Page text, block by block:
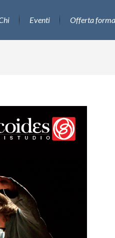
Eventi Offerta